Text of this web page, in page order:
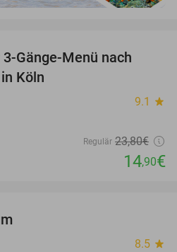
Gänge-Menü nach
Köln
9.1 star
Regulär 23,80€
14,90€
8.5 star